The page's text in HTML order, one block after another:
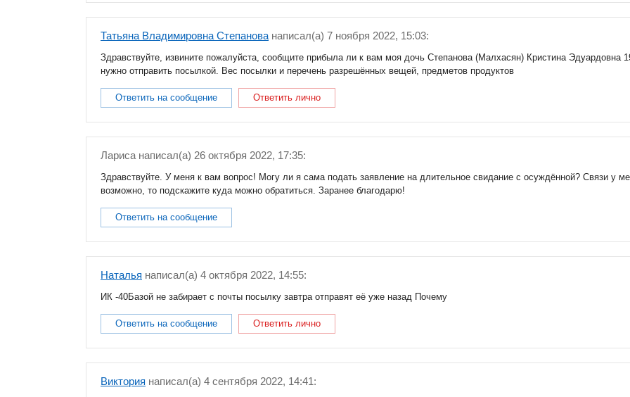
Татьяна Владимировна Степанова написал(a) 7 ноября 2022, 15:03:
Здравствуйте, извините пожалуйста, сообщите прибыла ли к вам моя дочь Степанова (Малхасян) Кристина Эдуардовна
нужно отправить посылкой. Вес посылки и перечень разрешённых вещей, предметов продуктов
Ответить на сообщение Ответить лично
Лариса написал(a) 26 октября 2022, 17:35:
Здравствуйте. У меня к вам вопрос! Могу ли я сама подать заявление на длительное свидание с осуждённой? Связи у
возможно, то подскажите куда можно обратиться. Заранее благодарю!
Ответить на сообщение
Наталья написал(a) 4 октября 2022, 14:55:
ИК -40Базой не забирает с почты посылку завтра отправят её уже назад Почему
Ответить на сообщение Ответить лично
Виктория написал(a) 4 сентября 2022, 14:41: